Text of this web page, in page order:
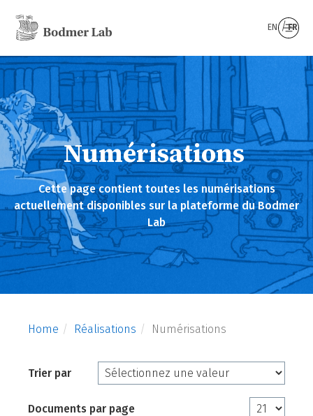
EN FR
Numérisations
Cette page contient toutes les numérisations
actuellement disponibles sur la plateforme du Bodmer
Lab
Home Réalisations Numérisations
Trier par
Documents par page